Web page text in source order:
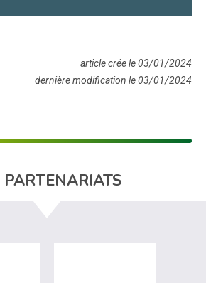
article crée le 03/01/2024
dernière modification le 03/01/2024
PARTENARIATS